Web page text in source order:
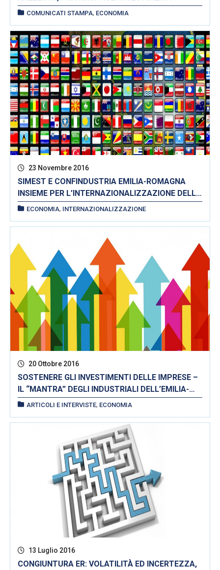
COMUNICATI STAMPA ECONOMIA
23 Novembre 2016
SIMEST E CONFINDUSTRIA EMILIA-ROMAGNA
INSIEME PER L’INTERNAZIONALIZZAZIONE DELLE
IMPRESE
ECONOMIA INTERNAZIONALIZZAZIONE
20 Ottobre 2016
SOSTENERE GLI INVESTIMENTI DELLE IMPRESE –
IL “MANTRA” DEGLI INDUSTRIALI DELL’EMILIA-
ROMAGNA
ARTICOLI E INTERVISTE ECONOMIA
13 Luglio 2016
CONGIUNTURA ER: VOLATILITÀ ED INCERTEZZA,